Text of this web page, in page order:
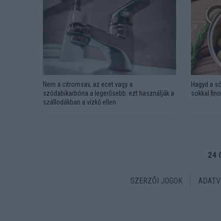
Nem a citromsav, az ecet vagy a
szódabikarbóna a legerősebb: ezt használják a
szállodákban a vízkő ellen
Hagyd a
sokkal
24
SZERZŐI JOGOK